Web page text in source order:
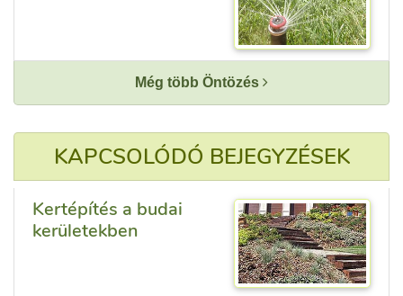
Még több Öntözés
KAPCSOLÓDÓ BEJEGYZÉSEK
Kertépítés a budai
kerületekben